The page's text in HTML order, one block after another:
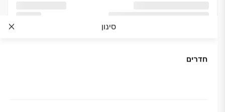
סינון
חדרים